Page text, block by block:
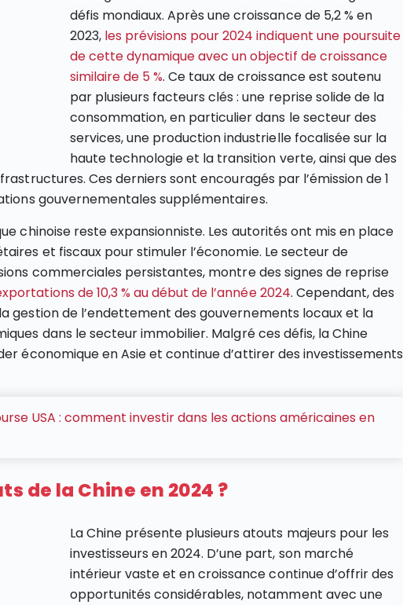
défis mondiaux. Après une croissance de 5,2 % en
2023, les prévisions pour 2024 indiquent une poursuite
de cette dynamique avec un objectif de croissance
similaire de 5 %. Ce taux de croissance est soutenu
par plusieurs facteurs clés : une reprise solide de la
consommation, en particulier dans le secteur des
services, une production industrielle focalisée sur la
haute technologie et la transition verte, ainsi que des
Ces derniers sont encouragés par l’émission de 1
gouvernementales supplémentaires.
chinoise reste expansionniste. Les autorités ont mis en place
et fiscaux pour stimuler l’économie. Le secteur de
commerciales persistantes, montre des signes de reprise
de 10,3 % au début de l’année 2024​​. Cependant, des
gestion de l’endettement des gouvernements locaux et la
dans le secteur immobilier. Malgré ces défis, la Chine
économique en Asie et continue d’attirer des investissements
USA : comment investir dans les actions américaines en
de la Chine en 2024 ?
La Chine présente plusieurs atouts majeurs pour les
investisseurs en 2024. D’une part, son marché
intérieur vaste et en croissance continue d’offrir des
opportunités considérables, notamment avec une